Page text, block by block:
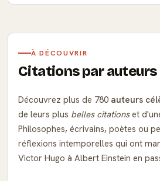
À DÉCOUVRIR
Citations par auteurs
Découvrez plus de 780 auteurs
de leurs plus belles citationset
Philosophes, écrivains, poètes ou
réflexions intemporelles qui ont
Victor Hugo à Albert Einstein en